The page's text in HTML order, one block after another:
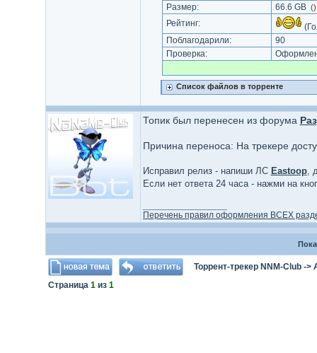
Размер:
66.6 GB (
Рейтинг:
Поблагодарили:
90
Проверка:
Список файлов в торренте
Топик был перенесен из форума
Причина переноса: На трекере
Исправил релиз - напиши ЛС Eastoop,
Если нет ответа 24 часа - нажми на
Перечень правил оформления ВСЕХ
Торрент-трекер NNM-Club->
Страница 1из 1